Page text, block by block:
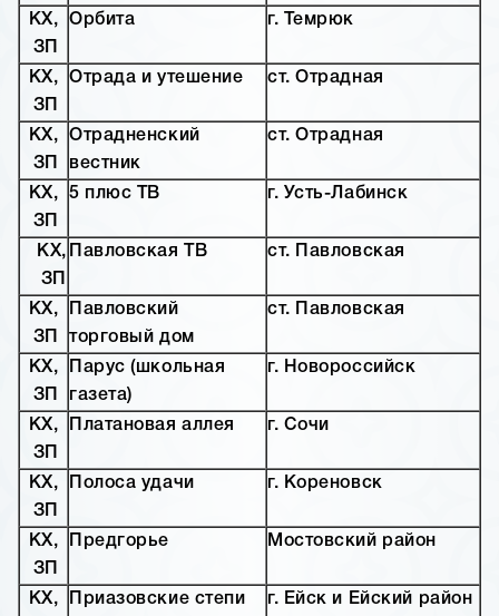
КХ,
ЗП
Орбита г. Темрюк
КХ,
ЗП
Отрада и утешение ст. Отрадная
КХ,
ЗП
Отрадненский
вестник
ст. Отрадная
КХ,
ЗП
5 плюс ТВ г. Усть-Лабинск
КХ,
ЗП
Павловская ТВ ст. Павловская
КХ,
ЗП
Павловский
торговый дом
ст. Павловская
КХ,
ЗП
Парус (школьная
газета)
г. Новороссийск
КХ,
ЗП
Платановая аллея г. Сочи
КХ,
ЗП
Полоса удачи г. Кореновск
КХ,
ЗП
Предгорье Мостовский район
КХ,
Приазовские степи г. Ейск и Ейский район